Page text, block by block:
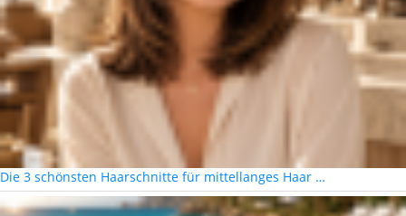
Die 3 schönsten Haarschnitte für mittellanges Haar …